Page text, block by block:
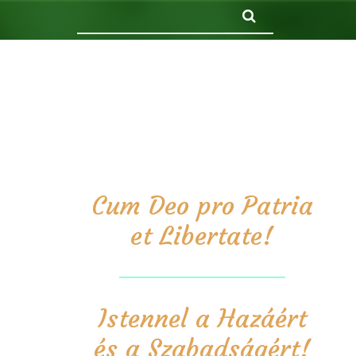
Cum Deo pro Patria
et Libertate!
Istennel a Hazáért
és a Szabadságért!